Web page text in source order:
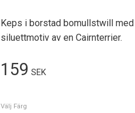
Keps i borstad bomullstwill
siluettmotiv av en Cairnterrier.
159 SEK
Välj Färg